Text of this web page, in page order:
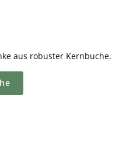
aus robuster Kernbuche.